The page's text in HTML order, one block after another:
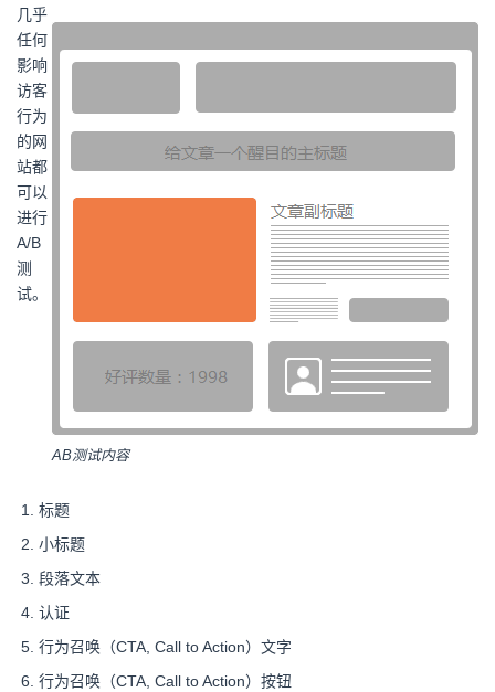
AB测试内容
几乎
任何
影响
访客
行为
的网
站都
可以
进行
A/B
测
试。
标题
小标题
段落文本
认证
行为召唤（CTA, Call to Action）文字
行为召唤（CTA, Call to Action）按钮